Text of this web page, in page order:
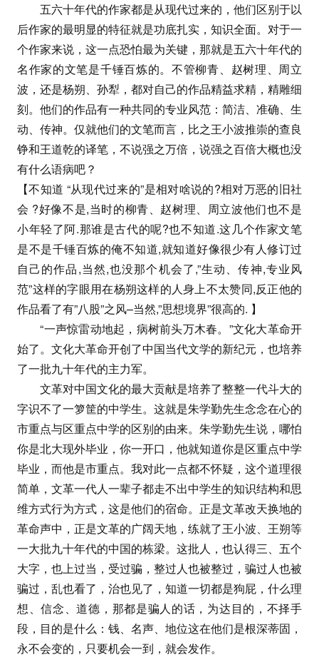
五六十年代的作家都是从现代过来的，他们区别于以
后作家的最明显的特征就是功底扎实，知识全面。对于一
个作家来说，这一点恐怕最为关键，那就是五六十年代的
名作家的文笔是千锤百炼的。不管柳青、赵树理、周立
波，还是杨朔、孙犁，都对自己的作品精益求精，精雕细
刻。他们的作品有一种共同的专业风范：简洁、准确、生
动、传神。仅就他们的文笔而言，比之王小波推崇的查良
铮和王道乾的译笔，不说强之万倍，说强之百倍大概也没
有什么语病吧？
【不知道 “从现代过来的”是相对啥说的?相对万恶的旧社
会 ?好像不是,当时的柳青、赵树理、周立波他们也不是
小年轻了阿.那谁是古代的呢?也不知道.这几个作家文笔
是不是千锤百炼的俺不知道,就知道好像很少有人修订过
自己的作品,当然,也没那个机会了,”生动、传神,专业风
范”这样的字眼用在杨朔这样的人身上不太赞同,反正他的
作品看了有”八股”之风–当然,”思想境界”很高的. 】
“一声惊雷动地起，病树前头万木春。”文化大革命开
始了。文化大革命开创了中国当代文学的新纪元，也培养
了一批九十年代的主力军。
文革对中国文化的最大贡献是培养了整整一代斗大的
字识不了一箩筐的中学生。这就是朱学勤先生念念在心的
市重点与区重点中学的区别的由来。朱学勤先生说，哪怕
你是北大现外毕业，你一开口，他就知道你是区重点中学
毕业，而他是市重点。我对此一点都不怀疑，这个道理很
简单，文革一代人一辈子都走不出中学生的知识结构和思
维方式行为方式，这是他们的宿命。正是文革改天换地的
革命声中，正是文革的广阔天地，练就了王小波、王朔等
一大批九十年代的中国的栋梁。这批人，也认得三、五个
大字，也上过当，受过骗，整过人也被整过，骗过人也被
骗过，乱也看了，治也见了，知道一切都是狗屁，什么理
想、信念、道德，那都是骗人的话，为达目的，不择手
段，目的是什么：钱、名声、地位这在他们是根深蒂固，
永不会变的，只要机会一到，就会发作。